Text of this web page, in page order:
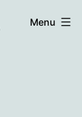
Menu